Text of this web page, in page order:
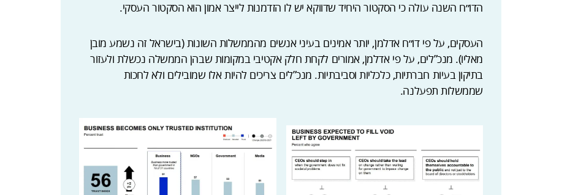
הדו״ח השנה עולה כי הסקטור היחיד שדווקא יש לו הזדמנות לייצר אמון הוא הסקטור העסקי.
העסקים, על פי דו״ח אדלמן, יותר אמינים בעיני אנשים מהממשלות השונות (בישראל זה נשמע מובן
מאליו). מנכ”לים, על פי אדלמן, אמורים לקחת חלק אקטיבי במקומות שבהן הממשלה נכשלת ולעזור
בתיקון בעיות חברתיות, כלכליות וסביבתיות. מנכ”לים צריכים להיות אלו שמובילים ולא לחכות
שממשלות תפעלנה.